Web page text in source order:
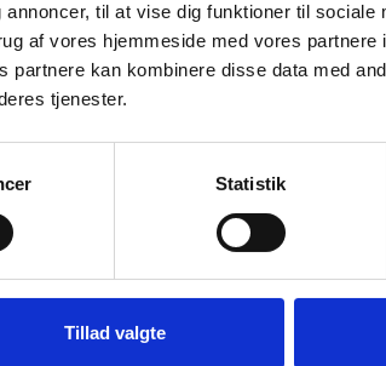
til at vise dig funktioner til sociale
af vores hjemmeside med vores partnere
partnere kan kombinere disse data med
tjenester.
Statistik
Tillad valgte
I STANDARDMÅL
som et særskilt produkt.
så kan du nemt bestille nyt akryl hos os,